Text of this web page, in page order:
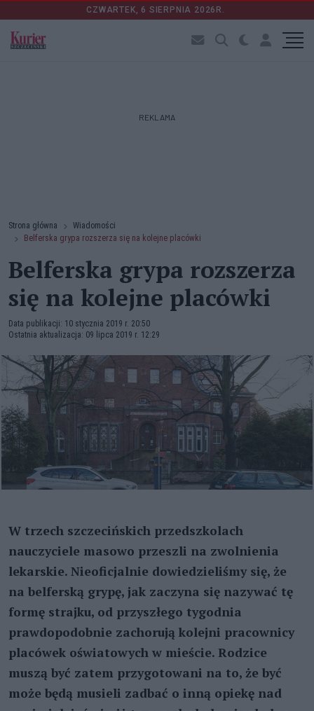
CZWARTEK, 6 SIERPNIA 2026R.
REKLAMA
Strona główna
Wiadomości
Belferska grypa rozszerza się na kolejne placówki
Belferska grypa rozszerza
się na kolejne placówki
Data publikacji: 10 stycznia 2019 r. 20:50
Ostatnia aktualizacja: 09 lipca 2019 r. 12:29
W trzech szczecińskich przedszkolach
nauczyciele masowo przeszli na zwolnienia
lekarskie. Nieoficjalnie dowiedzieliśmy się, że
na belferską grypę, jak zaczyna się nazywać tę
formę strajku, od przyszłego tygodnia
prawdopodobnie zachorują kolejni pracownicy
placówek oświatowych w mieście. Rodzice
muszą być zatem przygotowani na to, że być
może będą musieli zadbać o inną opiekę nad